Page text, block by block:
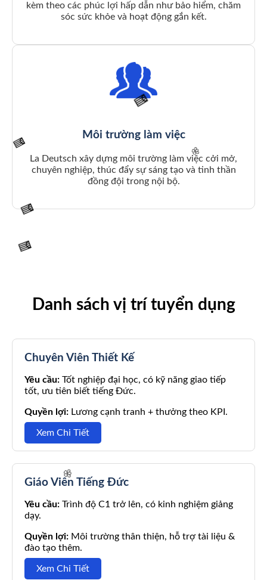
🧧
🧧
🧧
kèm theo các phúc lợi hấp dẫn như bảo hiểm, chăm
sóc sức khỏe và hoạt động gắn kết.
Môi trường làm việc
La Deutsch xây dựng môi trường làm việc cởi mở,
chuyên nghiệp, thúc đẩy sự sáng tạo và tinh thần
đồng đội trong nội bộ.
Danh sách vị trí tuyển dụng
Chuyên Viên Thiết Kế
Yêu cầu: Tốt nghiệp đại học, có kỹ năng giao tiếp
tốt, ưu tiên biết tiếng Đức.
Quyền lợi: Lương cạnh tranh + thưởng theo KPI.
Xem Chi Tiết
Giáo Viên Tiếng Đức
Yêu cầu: Trình độ C1 trở lên, có kinh nghiệm giảng
dạy.
Quyền lợi: Môi trường thân thiện, hỗ trợ tài liệu &
đào tạo thêm.
Xem Chi Tiết